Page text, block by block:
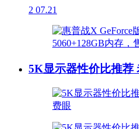
2 07.21
5K显示器性价比推荐